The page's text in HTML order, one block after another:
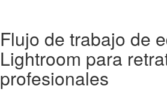
Flujo de trabajo de
Lightroom para
profesionales